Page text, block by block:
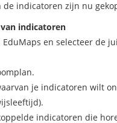
de indicatoren zijn nu
indicatoren
en selecteer de
je indicatoren wilt
indicatoren die